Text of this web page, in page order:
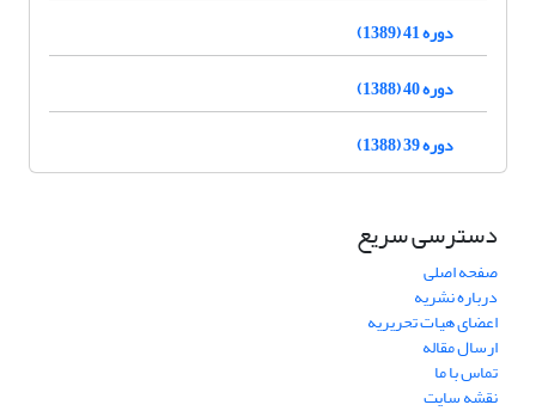
دوره 41 (1389)
دوره 40 (1388)
دوره 39 (1388)
دسترسی سریع
صفحه اصلی
درباره نشریه
اعضای هیات تحریریه
ارسال مقاله
تماس با ما
نقشه سایت